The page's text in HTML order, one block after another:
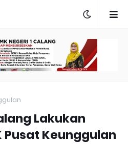
Lakukan
Pusat Keunggulan